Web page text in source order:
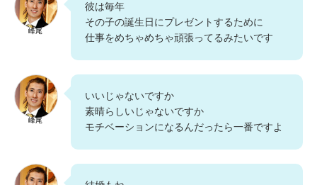
峰尾
彼は毎年
その子の誕生日にプレゼントするために
仕事をめちゃめちゃ頑張ってるみたいです
峰尾
いいじゃないですか
素晴らしいじゃないですか
モチベーションになるんだったら一番ですよ